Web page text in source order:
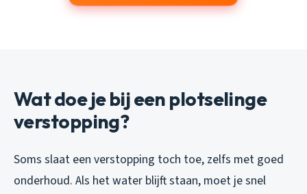
Wat doe je bij een plotselinge
verstopping?
Soms slaat een verstopping toch toe, zelfs met goed
onderhoud. Als het water blijft staan, moet je snel